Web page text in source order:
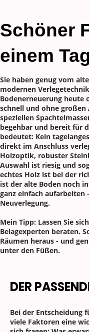
Schöner
einem
Sie haben genug vom
modernen
Bodenerneuerung heute
schnell und ohne großen
speziellen
begehbar und bereit für
bedeutet: Kein
direkt im Anschluss
Holzoptik, robuster
Auswahl ist riesig und
echtes Holz ist bei der
ist der alte Boden noch
ganz einfach aufarbeiten
Neuverlegung.
Mein Tipp: Lassen Sie
Belagexperten beraten.
Räumen heraus - und
unter den Füßen.
DER
Bei der Entscheidung
viele Faktoren eine